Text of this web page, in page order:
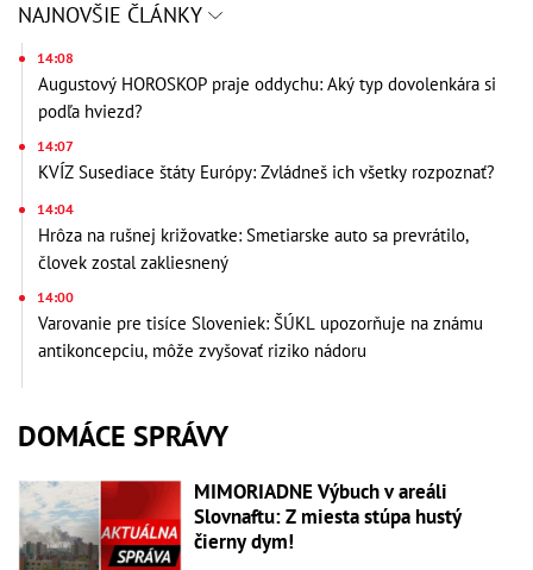
NAJNOVŠIE ČLÁNKY
14:08
Augustový HOROSKOP praje oddychu: Aký typ dovolenkára si
podľa hviezd?
14:07
KVÍZ Susediace štáty Európy: Zvládneš ich všetky rozpoznať?
14:04
Hrôza na rušnej križovatke: Smetiarske auto sa prevrátilo,
človek zostal zakliesnený
14:00
Varovanie pre tisíce Sloveniek: ŠÚKL upozorňuje na známu
antikoncepciu, môže zvyšovať riziko nádoru
DOMÁCE SPRÁVY
MIMORIADNE Výbuch v areáli
Slovnaftu: Z miesta stúpa hustý
čierny dym!